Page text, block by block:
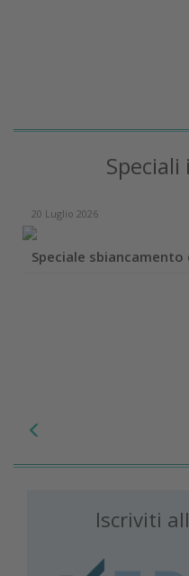
Speciali
20 Luglio 2026
Speciale
Iscriviti